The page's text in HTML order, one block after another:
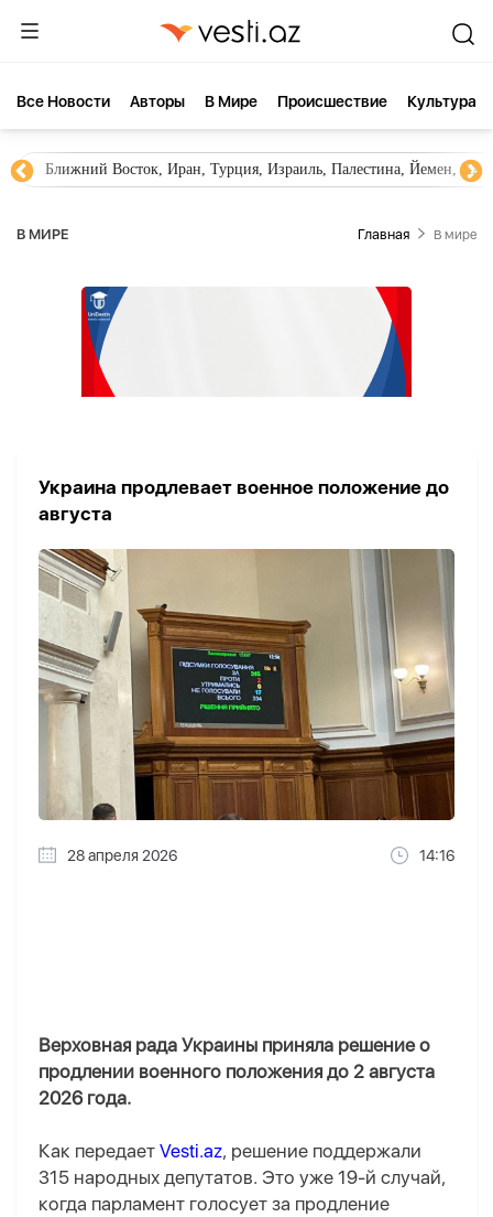
Все Новости Aвторы В Мире Происшествие Культура
Ближний Восток, Иран, Турция, Израиль, Палестина, Йемен,
В МИРЕ Главная В мире
Украина продлевает военное положение до
августа
28 апреля 2026 14:16
Верховная рада Украины приняла решение о
продлении военного положения до 2 августа
2026 года.
Как передает Vesti.az, решение поддержали
315 народных депутатов. Это уже 19-й случай,
когда парламент голосует за продление